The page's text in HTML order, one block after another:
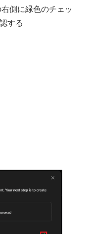
側に緑色のチェッ
する